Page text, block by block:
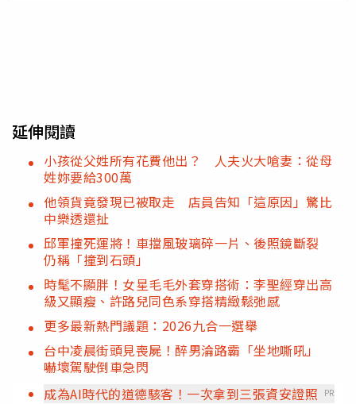
延伸閱讀
小孩從父姓所有花費他出？ 人夫火大嗆妻：從母
姓妳要給300萬
他領貨竟發現已被取走 店員告知「這原因」驚比
中樂透還扯
邱軍撞死運將！車擋風玻璃碎一片、後照鏡斷裂
仍稱「撞到石頭」
時髦不顯胖！女星毛毛外套穿搭術：李聖經穿出高
級又顯瘦、許路兒同色系穿搭精緻鬆弛感
更多最新熱門議題：2026九合一選舉
台中凌晨街頭見喪屍！醉男淪路霸「坐地嘶吼」
嚇壞駕駛倒車急閃
成為AI時代的道德駭客！一次拿到三張資安證照
PR